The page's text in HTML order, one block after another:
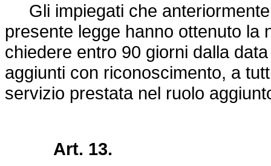
Gli impiegati che
presente legge hanno ottenuto la
chiedere entro 90 giorni dalla
aggiunti con riconoscimento, a
servizio prestata nel ruolo
Art. 13.